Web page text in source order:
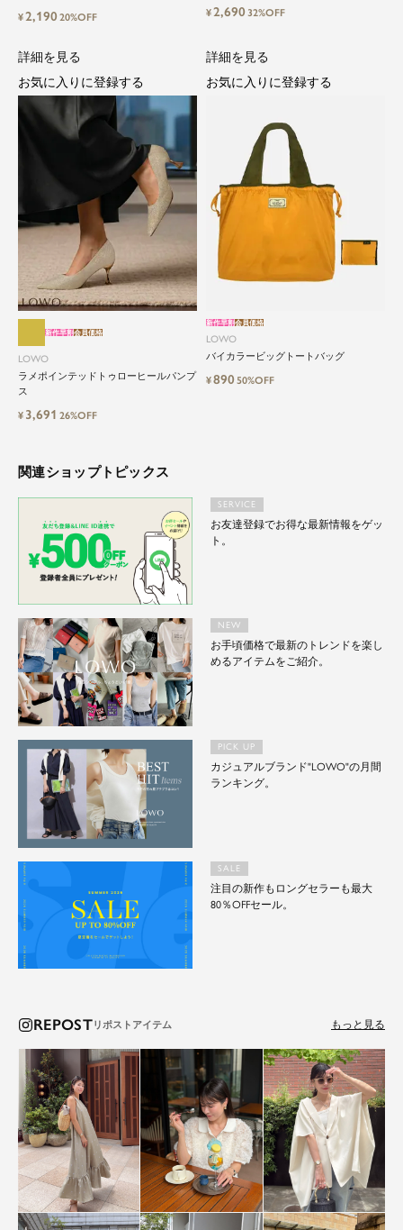
気軽に楽しめる低価格でトレンドを取
LOWO（ロワ）は、アパレルはもちろん、インナ
ー、バッグやシューズ、小物まで、驚くほどリー
ズナブルにラインナップ。
毎日のコーデに、ちょっとした変化を。いつもの
自分に、ちょっとした彩りを。
LOWOは、頑張りすぎないおしゃれを応援しま
す。
¥2,19020%OFF ¥2,69032%OFF
LOWO
ラメポインテッドトゥローヒールパンプ
ス
新作早割会員価格
¥ 3,691 26%OFF
詳細を見る
お気に入りに登録する
LOWO
バイカラービッグトートバッグ
新作早割会員価格
¥89050%OFF
詳細を見る
お気に入りに登録する
関連ショップトピックス
SERVICE
お友達登録でお得な最新情報をゲッ
ト。
NEW
お手頃価格で最新のトレンドを楽し
めるアイテムをご紹介。
PICK UP
カジュアルブランド"LOWO"の月間
ランキング。
SALE
注目の新作もロングセラーも最大
80％OFFセール。
REPOST もっと見る